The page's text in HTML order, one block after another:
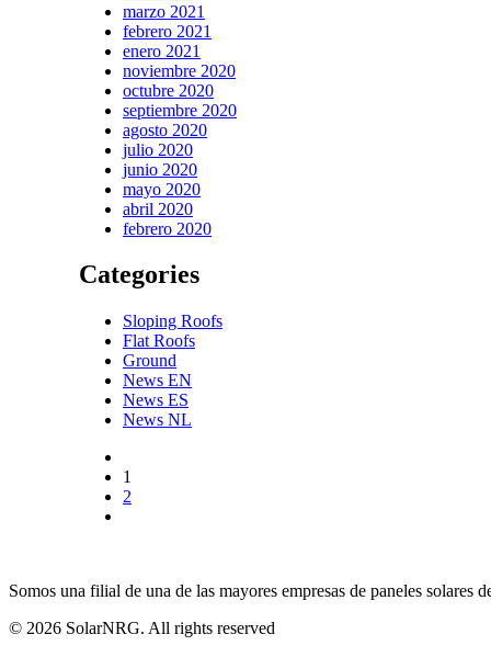
marzo 2021
febrero 2021
enero 2021
noviembre 2020
octubre 2020
septiembre 2020
agosto 2020
julio 2020
junio 2020
mayo 2020
abril 2020
febrero 2020
Categories
Sloping Roofs
Flat Roofs
Ground
News EN
News ES
News NL
1
2
Somos una filial de una de las mayores empresas de paneles
© 2026 SolarNRG. All rights reserved